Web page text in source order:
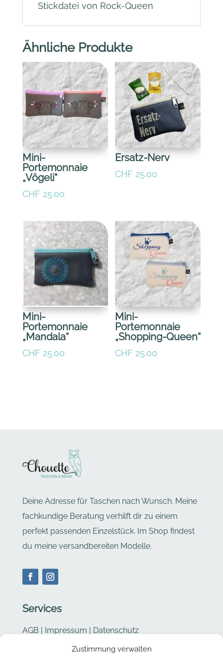
Zustimmung verwalten
Stickdatei von Rock-Queen
Ähnliche Produkte
Mini-
Portemonnaie
„Vögeli“
CHF 25.00
Ersatz-Nerv
CHF 25.00
Mini-
Portemonnaie
„Mandala“
CHF 25.00
Mini-
Portemonnaie
„Shopping-Queen“
CHF 25.00
Deine Adresse für Taschen nach Wunsch. Meine
fachkundige Beratung verhilft dir zu einem
perfekt passenden Einzelstück. Im Shop findest
du meine versandbereiten Modelle.
Services
AGB Impressum Datenschutz
Cookie Richtlinie